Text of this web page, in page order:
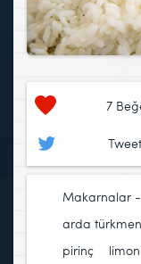
7
Makarnalar
arda türkmen
pirinç
limon